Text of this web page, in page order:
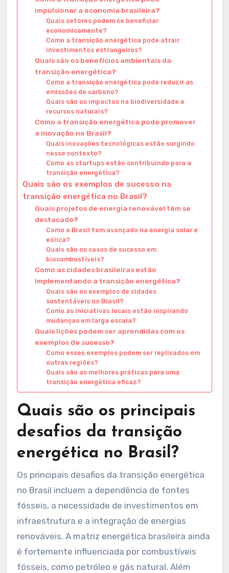
impulsionar a economia brasileira?
Quais setores podem se beneficiar
economicamente?
Como a transição energética pode atrair
investimentos estrangeiros?
Quais são os benefícios ambientais da
transição energética?
Como a transição energética pode reduzir as
emissões de carbono?
Quais são os impactos na biodiversidade e
recursos naturais?
Como a transição energética pode promover
a inovação no Brasil?
Quais inovações tecnológicas estão surgindo
nesse contexto?
Como as startups estão contribuindo para a
transição energética?
Quais são os exemplos de sucesso na
transição energética no Brasil?
Quais projetos de energia renovável têm se
destacado?
Como o Brasil tem avançado na energia solar e
eólica?
Quais são os casos de sucesso em
biocombustíveis?
Como as cidades brasileiras estão
implementando a transição energética?
Quais são os exemplos de cidades
sustentáveis no Brasil?
Como as iniciativas locais estão inspirando
mudanças em larga escala?
Quais lições podem ser aprendidas com os
exemplos de sucesso?
Como esses exemplos podem ser replicados em
outras regiões?
Quais são as melhores práticas para uma
transição energética eficaz?
Quais são os principais
desafios da transição
energética no Brasil?
Os principais desafios da transição energética
no Brasil incluem a dependência de fontes
fósseis, a necessidade de investimentos em
infraestrutura e a integração de energias
renováveis. A matriz energética brasileira ainda
é fortemente influenciada por combustíveis
fósseis, como petróleo e gás natural. Além